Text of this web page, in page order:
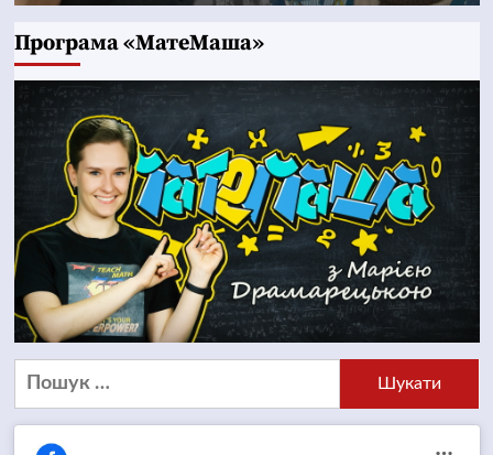
Програма «МатеМаша»
Пошук: